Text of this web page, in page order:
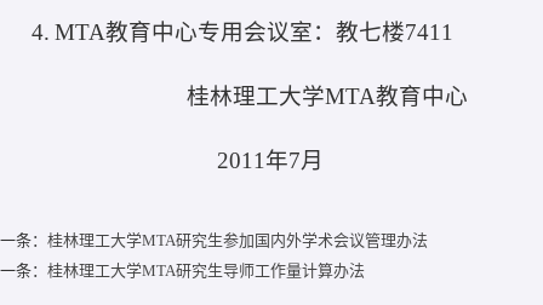
4. MTA教育中心专用会议室：教七楼7411
桂林理工大学MTA教育中心
年7月
条： 桂林理工大学MTA研究生参加国内外学术会议管理办法
条： 桂林理工大学MTA研究生导师工作量计算办法